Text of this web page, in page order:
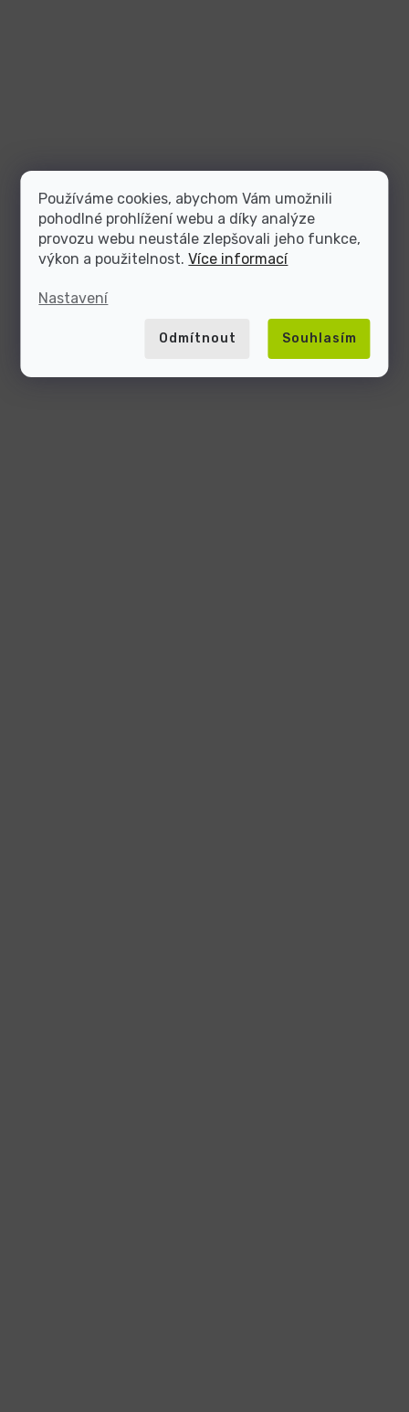
Používáme cookies, abychom Vám umožnili
pohodlné prohlížení webu a díky analýze
provozu webu neustále zlepšovali jeho funkce,
výkon a použitelnost.Více informací
Nastavení
Odmítnout Souhlasím